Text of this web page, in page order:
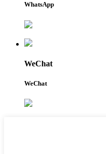
WhatsApp
WeChat
WeChat